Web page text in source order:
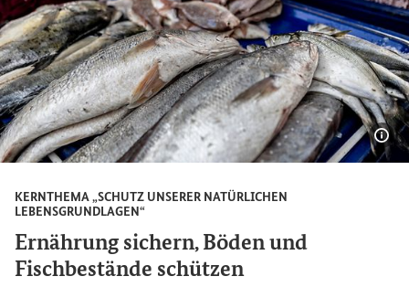
KERNTHEMA „SCHUTZ UNSERER NATÜRLICHEN
LEBENSGRUNDLAGEN“
Ernährung sichern, Böden und
Fischbestände schützen